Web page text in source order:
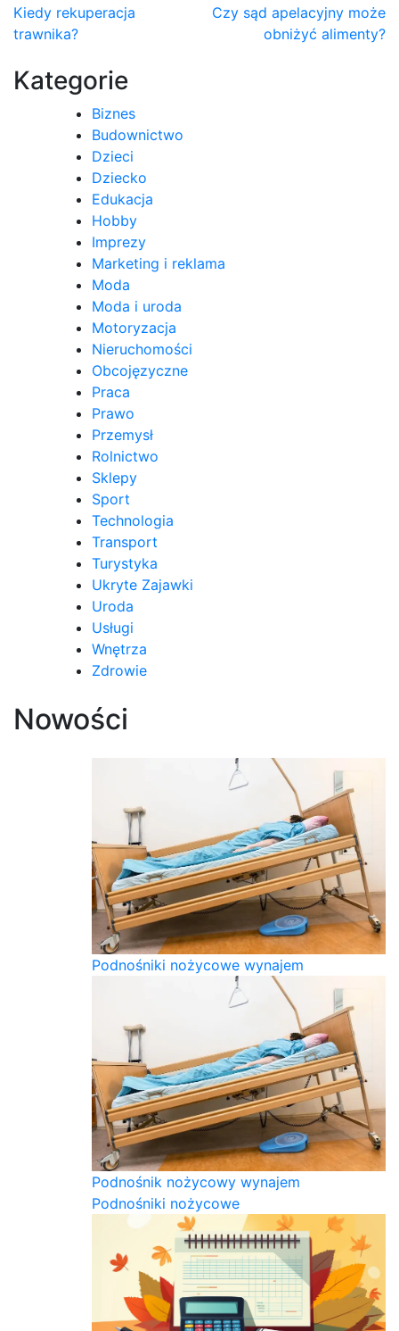
Nawigacja
wpisu
Kiedy rekuperacja
trawnika?
Czy sąd apelacyjny może
obniżyć alimenty?
Kategorie
Biznes
Budownictwo
Dzieci
Dziecko
Edukacja
Hobby
Imprezy
Marketing i reklama
Moda
Moda i uroda
Motoryzacja
Nieruchomości
Obcojęzyczne
Praca
Prawo
Przemysł
Rolnictwo
Sklepy
Sport
Technologia
Transport
Turystyka
Ukryte Zajawki
Uroda
Usługi
Wnętrza
Zdrowie
Nowości
Podnośniki nożycowe wynajem
Podnośnik nożycowy wynajem
Podnośniki nożycowe